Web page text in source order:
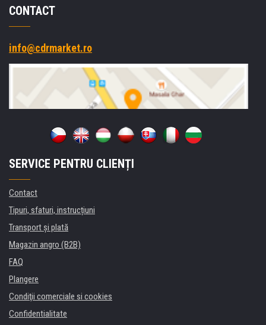
CONTACT
info@cdrmarket.ro
SERVICE PENTRU CLIENȚI
Contact
Tipuri, sfaturi, instrucțiuni
Transport şi plată
Magazin angro (B2B)
FAQ
Plangere
Condiţii comerciale si cookies
Confidentialitate